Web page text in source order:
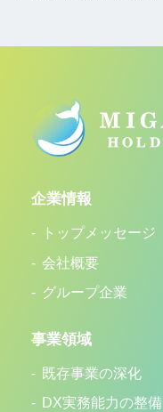
企業情報
トップメッセージ
会社概要
グループ企業
事業領域
既存事業の深化
DX実務能力の整備